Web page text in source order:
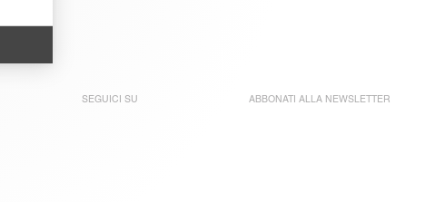
SEGUICI SU ABBONATI ALLA NEWSLETTER